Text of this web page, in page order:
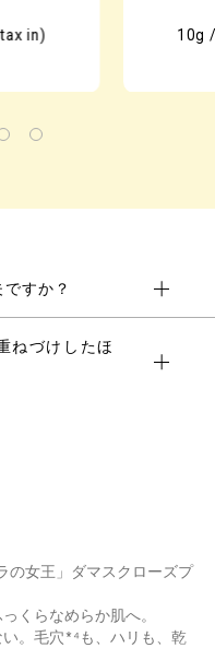
in) 10g
すか？
ねづけしたほ
の女王」ダマスクローズプ
くらなめらか肌へ。
。毛穴*⁴も、ハリも、乾